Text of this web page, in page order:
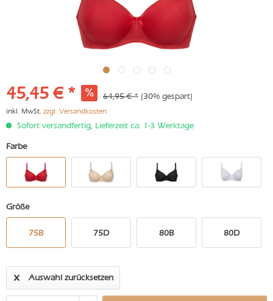
45,45 € * 64,95 € * (30% gespart)
inkl. MwSt. zzgl. Versandkosten
Sofort versandfertig, Lieferzeit ca. 1-3 Werktage
Farbe
Größe
75B 75D 80B 80D
Auswahl zurücksetzen